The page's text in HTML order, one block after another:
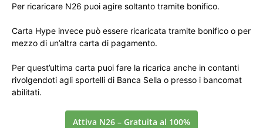
Per ricaricare N26 puoi agire soltanto tramite bonifico.
Carta Hype invece può essere ricaricata tramite bonifico o per
mezzo di un’altra carta di pagamento.
Per quest’ultima carta puoi fare la ricarica anche in contanti
rivolgendoti agli sportelli di Banca Sella o presso i bancomat
abilitati.
Attiva N26 – Gratuita al 100%